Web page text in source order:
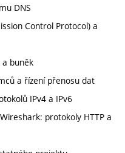
DNS
Control Protocol) a
buněk
a řízení přenosu dat
IPv4 a IPv6
protokoly HTTP a